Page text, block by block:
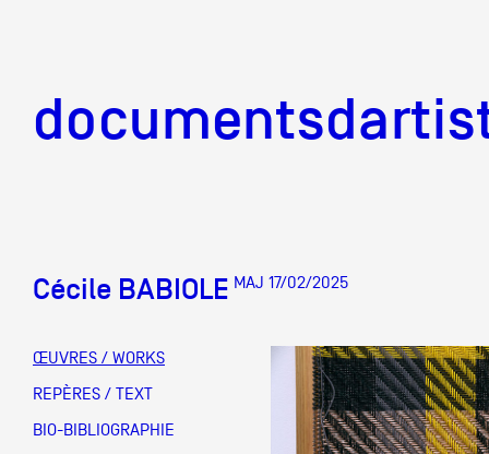
Mission
Cécile BABIOLE MAJ 17/02/2025
ŒUVRES / WORKS
REPÈRES / TEXT
BIO-BIBLIOGRAPHIE